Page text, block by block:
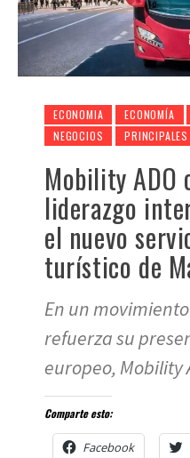
ECONOMIA ECONOMÍA
NEGOCIOS
PRINCIPALES
Mobility ADO
liderazgo
el nuevo
turístico de
En un
refuerza su
europeo, Mobility
Comparte esto:
Facebook